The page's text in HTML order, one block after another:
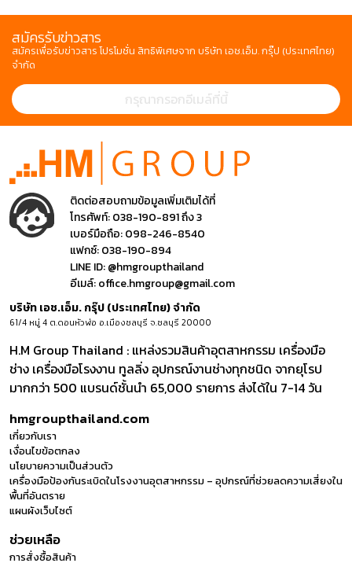
สมัครรับข่าวสาร
สมัครเพื่อรับข่าวสาร โปรโมชั่น สิทธิพิเศษจาก บริษัท เอช.เอ็ม. กรุ๊ป (ประเทศไทย)
จำกัด
ติดต่อสอบถามข้อมูลเพิ่มเติมได้ที่
โทรศัพท์:038-190-891 ถึง 3
เบอร์มือถือ:098-246-8540
แฟกซ์:038-190-894
LINE ID:@hmgroupthailand
อีเมล์:office.hmgroup@gmail.com
บริษัท เอช.เอ็ม. กรุ๊ป (ประเทศไทย) จำกัด
61/4 หมู่ 4 ต.ดอนหัวฬ่อ อ.เมืองชลบุรี จ.ชลบุรี 20000
H.M Group Thailand : แหล่งรวมสินค้าอุตสาหกรรม เครื่องมือ
ช่าง เครื่องมือโรงงาน ทูลลิ่ง อุปกรณ์งานช่างทุกชนิด จากยุโรป
มากกว่า 500 แบรนด์ชั้นนำ 65,000 รายการ ส่งได้ใน 7-14 วัน
hmgroupthailand.com
เกี่ยวกับเรา
เงื่อนไขข้อตกลง
นโยบายความเป็นส่วนตัว
เครื่องมือป้องกันระเบิดในโรงงานอุตสาหกรรม – อุปกรณ์ที่ช่วยลดความเสี่ยงใน
พื้นที่อันตราย
แผนผังเว็บไซต์
ช่วยเหลือ
การสั่งซื้อสินค้า